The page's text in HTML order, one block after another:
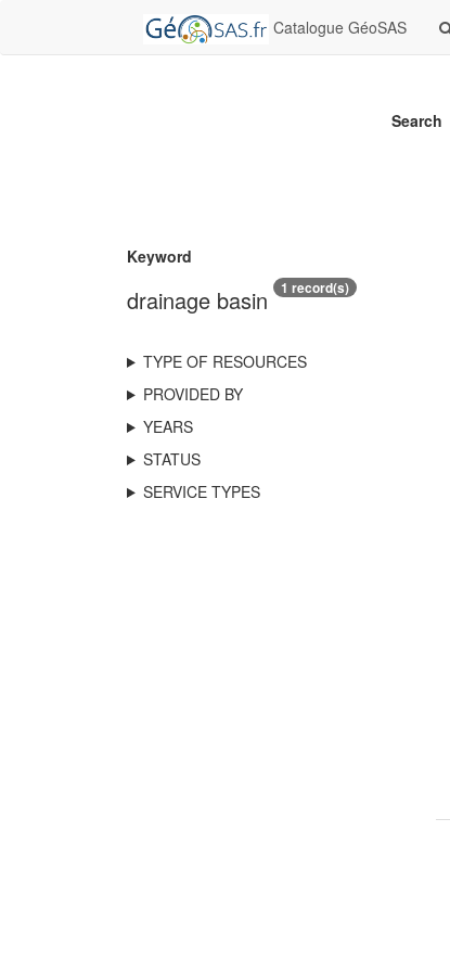
Catalogue GéoSAS
Search
Keyword
drainage basin 1 record(s)
TYPE OF RESOURCES
PROVIDED BY
YEARS
STATUS
SERVICE TYPES